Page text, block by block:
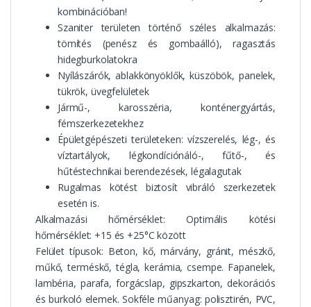
kombinációban!
Szaniter területen történő széles alkalmazás:
tömítés (penész és gombaálló), ragasztás
hidegburkolatokra
Nyílászárók, ablakkönyöklők, küszöbök, panelek,
tükrök, üvegfelületek
Jármű-, karosszéria, konténergyártás,
fémszerkezetekhez
Épületgépészeti területeken: vízszerelés, lég-, és
víztartályok, légkondíciónáló-, fűtő-, és
hűtéstechnikai berendezések, légalagutak
Rugalmas kötést biztosít vibráló szerkezetek
esetén is.
Alkalmazási hőmérséklet:Optimális kötési
hőmérséklet: +15 és +25°C között
Felület típusok: Beton, kő, márvány, gránit, mészkő,
műkő, terméskő, tégla, kerámia, csempe. Fapanelek,
lambéria, parafa, forgácslap, gipszkarton, dekorációs
és burkoló elemek. Sokféle műanyag: polisztirén, PVC,